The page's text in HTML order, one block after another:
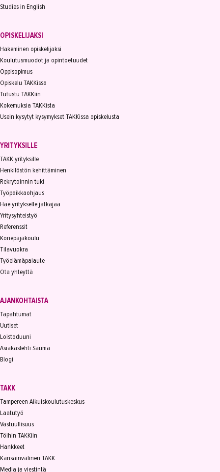
Studies in English
OPISKELIJAKSI
Hakeminen opiskelijaksi
Koulutusmuodot ja opintoetuudet
Oppisopimus
Opiskelu TAKKissa
Tutustu TAKKiin
Kokemuksia TAKKista
Usein kysytyt kysymykset TAKKissa opiskelusta
YRITYKSILLE
TAKK yrityksille
Henkilöstön kehittäminen
Rekrytoinnin tuki
Työpaikkaohjaus
Hae yritykselle jatkajaa
Yritysyhteistyö
Referenssit
Konepajakoulu
Tilavuokra
Työelämäpalaute
Ota yhteyttä
AJANKOHTAISTA
Tapahtumat
Uutiset
Loistoduuni
Asiakaslehti Sauma
Blogi
TAKK
Tampereen Aikuiskoulutuskeskus
Laatutyö
Vastuullisuus
Töihin TAKKiin
Hankkeet
Kansainvälinen TAKK
Media ja viestintä